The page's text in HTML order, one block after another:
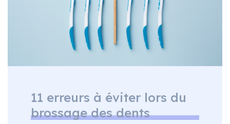
11 erreurs à éviter lors du
brossage des dents